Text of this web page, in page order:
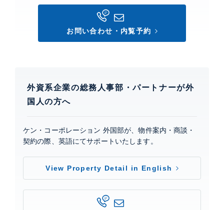
お問い合わせ・内覧予約
外資系企業の総務人事部・パートナーが外
国人の方へ
ケン・コーポレーション 外国部が、物件案内・商談・
契約の際、英語にてサポートいたします。
View Property Detail in English